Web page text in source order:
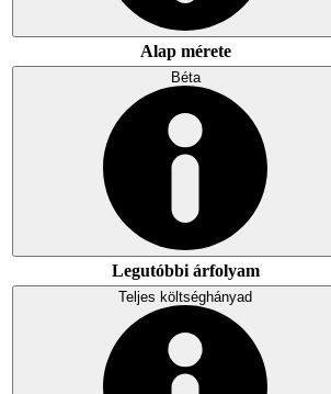
Alap mérete
Béta
Legutóbbi árfolyam
Teljes költséghányad